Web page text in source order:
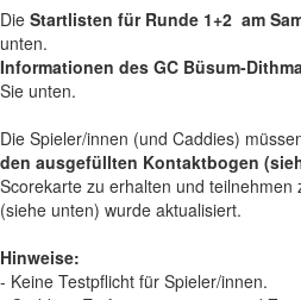
Die Startlisten für Runde 1+2 am
unten.
Informationen des GC Büsum-
Sie unten.
Die Spieler/innen (und Caddies)
den ausgefüllten Kontaktbogen
Scorekarte zu erhalten und teilnehmen
(siehe unten) wurde aktualisiert.
Hinweise:
- Keine Testpflicht für Spieler/innen.